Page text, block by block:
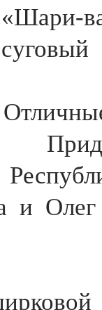
и